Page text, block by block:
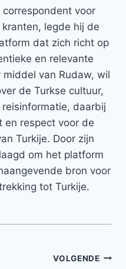
voor
legde hij de
dat zich richt op
en relevante
van Rudaw, wil
de Turkse cultuur,
daarbij
en respect voor de
Turkije. Door zijn
om het platform
bron voor
tot Turkije.
VOLGENDE